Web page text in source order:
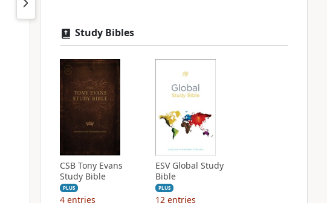
Study Bibles
CSB Tony Evans
Study Bible
PLUS
4 entries
ESV Global Study
Bible
PLUS
12 entries